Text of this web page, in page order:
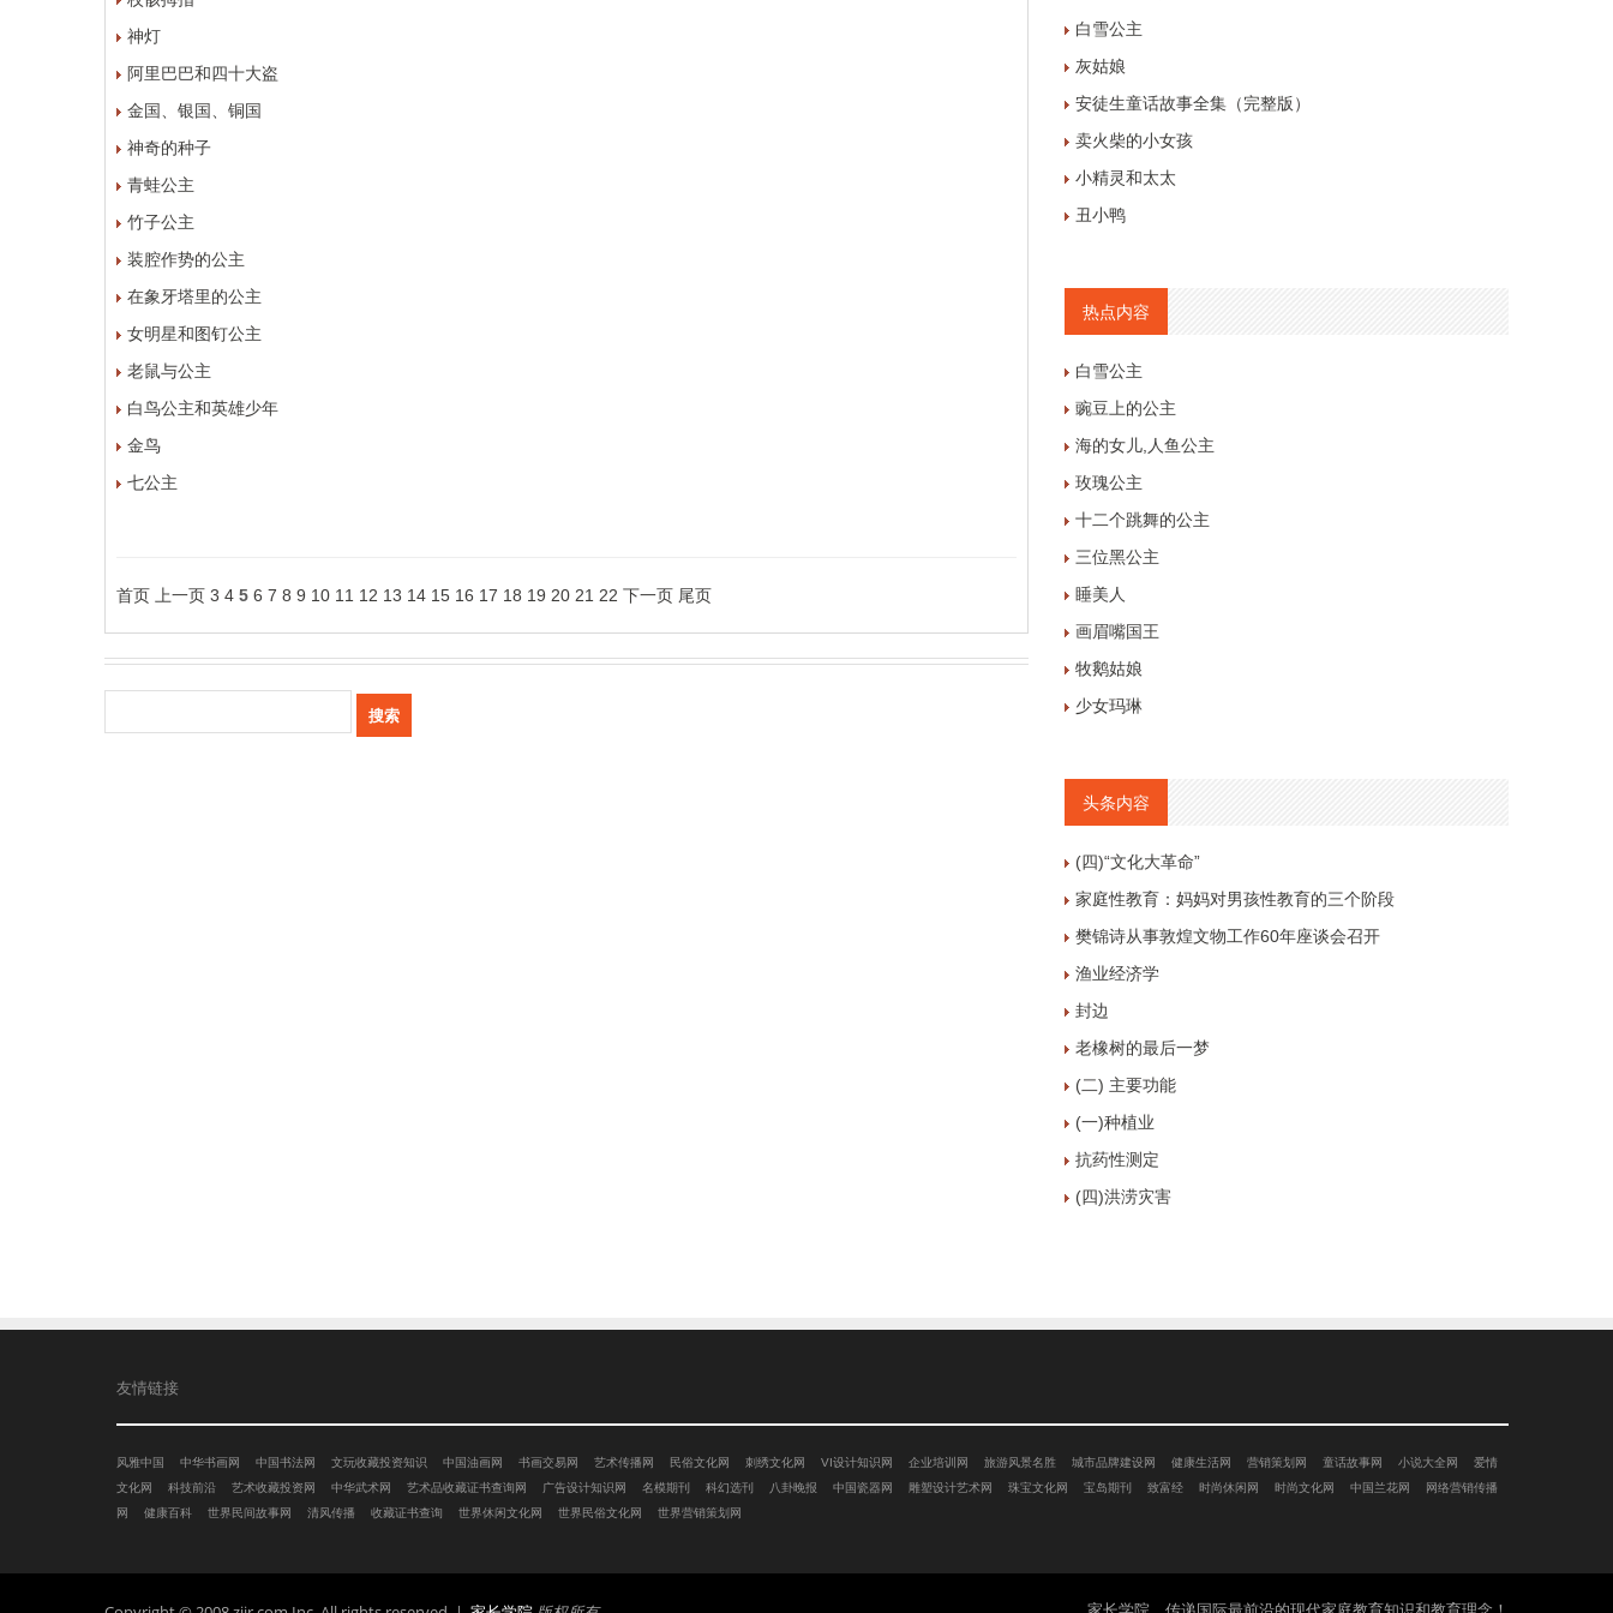
神灯
阿里巴巴和四十大盗
金国、银国、铜国
神奇的种子
青蛙公主
竹子公主
装腔作势的公主
在象牙塔里的公主
女明星和图钉公主
老鼠与公主
白鸟公主和英雄少年
金鸟
七公主
首页 上一页 3 4 5 6 7 8 9 10 11 12 13 14 15 16 17 18 19 20 21 22 下一页 尾页
白雪公主
灰姑娘
安徒生童话故事全集（完整版）
卖火柴的小女孩
小精灵和太太
丑小鸭
热点内容
白雪公主
豌豆上的公主
海的女儿,人鱼公主
玫瑰公主
十二个跳舞的公主
三位黑公主
睡美人
画眉嘴国王
牧鹅姑娘
少女玛琳
头条内容
(四)“文化大革命”
家庭性教育：妈妈对男孩性教育的三个阶段
樊锦诗从事敦煌文物工作60年座谈会召开
渔业经济学
封边
老橡树的最后一梦
(二) 主要功能
(一)种植业
抗药性测定
(四)洪涝灾害
友情链接
风雅中国 中华书画网 中国书法网 文玩收藏投资知识 中国油画网 书画交易网 艺术传播网 民俗文化网 刺绣文化网 VI设计知识网 企业培训网 旅游风景名胜 城市品牌建设网 健康生活网 营销策划网 童话故事网 小说大全网
爱情
文化网
科技前沿 艺术收藏投资网 中华武术网 艺术品收藏证书查询网 广告设计知识网 名模期刊 科幻选刊 八卦晚报 中国瓷器网 雕塑设计艺术网 珠宝文化网 宝岛期刊 致富经 时尚休闲网 时尚文化网 中国兰花网
网络营销传播
网
健康百科 世界民间故事网 清风传播 收藏证书查询 世界休闲文化网 世界民俗文化网 世界营销策划网